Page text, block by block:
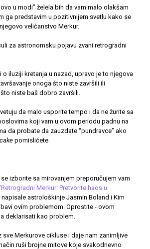
u modi” želela bih da vam malo olakšam
ga predstavim u pozitivnijem svetlu kako se
veličanstvo Merkur.
za astronomsku pojavu zvani retrogradni
o iluziji kretanja u nazad, upravo je to njegova
onoga što niste završili ili
niste baš dobro završili.
da malo usporite tempo i da ne žurite sa
koji vam u ovom periodu padnu na
da probate da zauzdate “pundravce” ako
pomislićete.
izborite sa mirovanjem preporučujem vam
Merkur: Pretvorite haos u
napisale astrološkinje Jasmin Boland i Kim
ovim problemom. Oprostite - ovom
deklarisati kao problem.
sve Merkurove cikluse i daje nam zanimljive
ruši brojne mitove koje svakodnevno